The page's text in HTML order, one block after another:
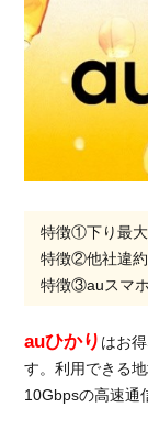
特徴①下り最
特徴②他社違約
特徴③auスマ
auひかり はお
す。利用できる
10Gbpsの高速通